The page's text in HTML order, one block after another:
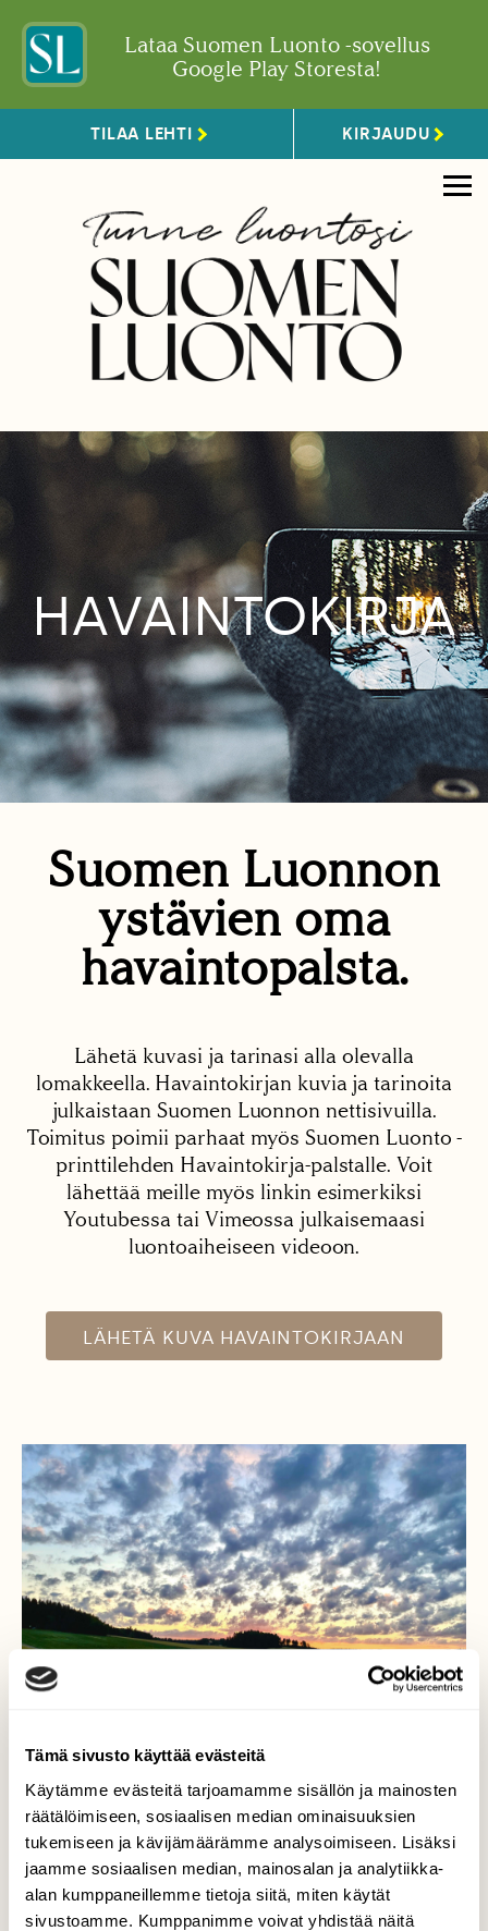
Tämä sivusto käyttää evästeitä
Käytämme evästeitä tarjoamamme sisällön ja mainosten
räätälöimiseen, sosiaalisen median ominaisuuksien
tukemiseen ja kävijämäärämme analysoimiseen. Lisäksi
jaamme sosiaalisen median, mainosalan ja analytiikka-
alan kumppaneillemme tietoja siitä, miten käytät
sivustoamme. Kumppanimme voivat yhdistää näitä
Lataa Suomen Luonto -sovellus
Google Play Storesta!
TILAA LEHTI KIRJAUDU
HAVAINTOKIRJA
Suomen Luonnon
ystävien oma
havaintopalsta.
Lähetä kuvasi ja tarinasi alla olevalla
lomakkeella. Havaintokirjan kuvia ja tarinoita
julkaistaan Suomen Luonnon nettisivuilla.
Toimitus poimii parhaat myös Suomen Luonto -
printtilehden Havaintokirja-palstalle. Voit
lähettää meille myös linkin esimerkiksi
Youtubessa tai Vimeossa julkaisemaasi
luontoaiheiseen videoon.
LÄHETÄ KUVA HAVAINTOKIRJAAN
Sanat eivät riitä
kertomaan…